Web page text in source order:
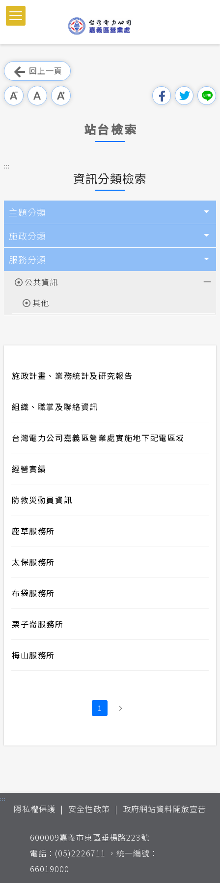
跳
容
區
塊
跳過此工具列
回上一頁
站台檢索
:::
資訊分類檢索
主題分類
施政分類
服務分類
公共資訊
其他
施政計畫、業務統計及研究報告
組織、職掌及聯絡資訊
台灣電力公司嘉義區營業處實施地下配電區域
經營實績
防救災動員資訊
鹿草服務所
太保服務所
布袋服務所
栗子崙服務所
梅山服務所
1
:::
隱私權保護 安全性政策 政府網站資料開放宣告
600009嘉義市東區垂楊路223號
電話：(05)2226711 ，統一編號：
66019000